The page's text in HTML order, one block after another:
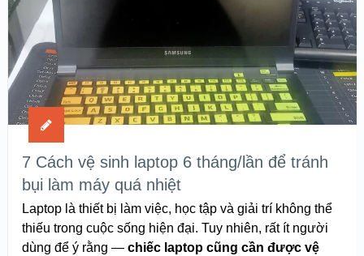
7 Cách vệ sinh laptop 6 tháng/lần để tránh
bụi làm máy quá nhiệt
Laptop là thiết bị làm việc, học tập và giải trí không thể
thiếu trong cuộc sống hiện đại. Tuy nhiên, rất ít người
dùng để ý rằng — chiếc laptop cũng cần được vệ